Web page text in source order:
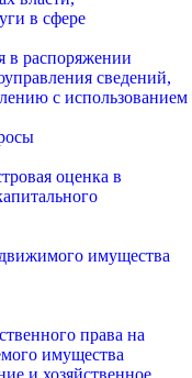
в сфере
в распоряжении
сведений,
с использованием
оценка в
имущества
права на
имущества
и хозяйственное